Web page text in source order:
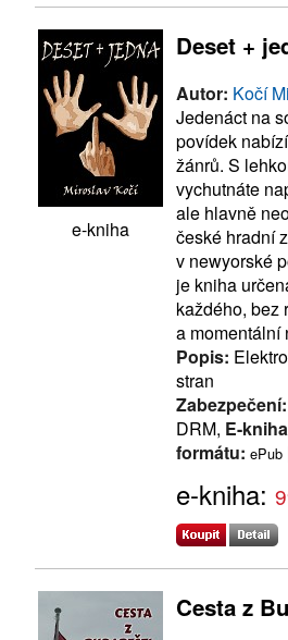
e-kniha
Deset +
Autor: Kočí
Jedenáct na
povídek
žánrů. S
vychutnáte
ale hlavně
české hradní
v newyorské
je kniha
každého, bez
a momentální
Popis:
stran
Zabezpečení:
DRM, E-
formátu: ePub
e-kniha:
Cesta z